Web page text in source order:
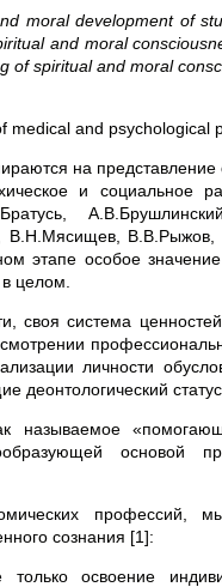
moral development of
and moral
of spiritual and moral
and psychological
на
и социальное
В.Н.Мясищев, В.В.Рыжов,
этапе особое
целом.
своя система
личности
деонтологический статус.
называемое
основой
профессий,
сознания [1]:
только освоение